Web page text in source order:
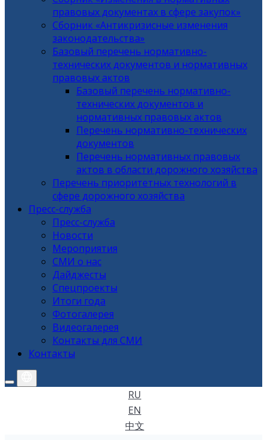
правовых документах в сфере закупок»
Сборник «Антикризисные изменения
законодательства»
Базовый перечень нормативно-
технических документов и нормативных
правовых актов
Базовый перечень нормативно-
технических документов и
нормативных правовых актов
Перечень нормативно-технических
документов
Перечень нормативных правовых
актов в области дорожного хозяйства
Перечень приоритетных технологий в
сфере дорожного хозяйства
Пресс-служба
Пресс-служба
Новости
Мероприятия
СМИ о нас
Дайджесты
Спецпроекты
Итоги года
Фотогалерея
Видеогалерея
Контакты для СМИ
Контакты
RU
EN
中文